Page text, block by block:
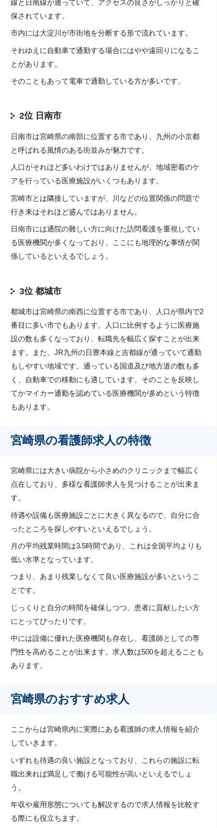
線と日南線が通っていて、アクセスの良さがしっかりと確
保されています。
市内には大淀川が市街地を分断する形で流れています。
それゆえに自動車で通勤する場合にはやや遠回りになるこ
とがあります。
そのこともあって電車で通勤している方が多いです。
2位 日南市
日南市は宮崎県の南部に位置する市であり、九州の小京都
と呼ばれる風情のある街並みが魅力です。
人口がそれほど多いわけではありませんが、地域密着のケ
アを行っている医療施設がいくつもあります。
宮崎市とは隣接していますが、川などの位置関係の問題で
行き来はそれほど盛んではありません。
日南市には通院の難しい方に向けた訪問看護を重視してい
る医療機関が多くなっており、ここにも地理的な事情が関
係しているといえるでしょう。
3位 都城市
都城市は宮崎県の南西に位置する市であり、人口が県内で2
番目に多い市でもあります。人口に比例するように医療施
設の数も多くなっており、転職先を幅広く探すことが出来
ます。また、JR九州の日豊本線と吉都線が通っていて通勤
もしやすい地域です。通っている国道及び地方道の数も多
く、自動車での移動にも適しています。そのことを反映し
てかマイカー通勤を認めている医療機関が多めという特徴
もあります。
宮崎県の看護師求人の特徴
宮崎県には大きい病院から小さめのクリニックまで幅広く
点在しており、多様な看護師求人を見つけることが出来ま
す。
待遇や設備も医療施設ごとに大きく異なるので、自分に合
ったところを探しやすいといえるでしょう。
月の平均残業時間は3.5時間であり、これは全国平均よりも
低い水準となっています。
つまり、あまり残業しなくて良い医療施設が多いというこ
とです。
じっくりと自分の時間を確保しつつ、患者に貢献したい方
にとってぴったりです。
中には設備に優れた医療機関も存在し、看護師としての専
門性を高めることが出来ます。求人数は500を超えることも
あります。
宮崎県のおすすめ求人
ここからは宮崎県内に実際にある看護師の求人情報を紹介
していきます。
いずれも待遇の良い施設となっており、これらの施設に転
職出来れば満足して働ける可能性が高いといえるでしょ
う。
年収や雇用形態についても解説するので求人情報を比較す
る際にも役立ちます。